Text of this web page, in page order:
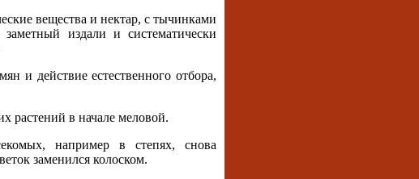
вещества и нектар, с тычинками
издали и систематически
и действие естественного отбора,
растений в начале меловой.
например в степях, снова
заменился колоском.